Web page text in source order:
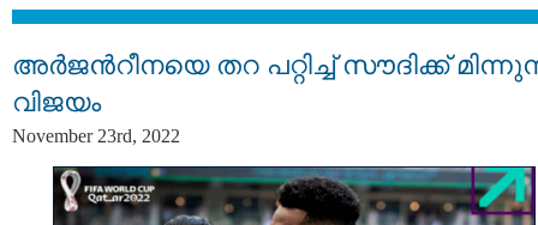
അര്‍ജന്‍റീനയെ തറ പറ്റിച്ച് സൗദിക്ക്
വിജയം
November 23rd, 2022